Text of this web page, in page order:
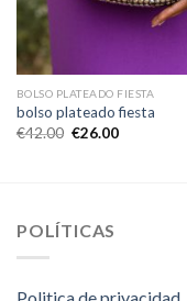
BOLSO PLATEADO FIESTA
bolso plateado fiesta
€42.00 €26.00
POLÍTICAS